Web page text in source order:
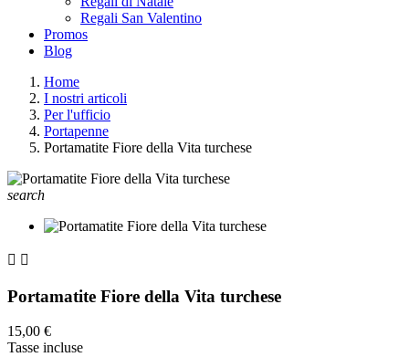
Regali San Valentino
Promos
Blog
Home
I nostri articoli
Per l'ufficio
Portapenne
Portamatite Fiore della Vita turchese
search
 
Portamatite Fiore della Vita turchese
15,00 €
Tasse incluse